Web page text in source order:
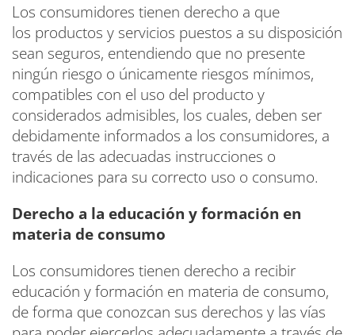
Los consumidores tienen derecho a que
los productos y servicios puestos a su disposición
sean seguros, entendiendo que no presente
ningún riesgo o únicamente riesgos mínimos,
compatibles con el uso del producto y
considerados admisibles, los cuales, deben ser
debidamente informados a los consumidores, a
través de las adecuadas instrucciones o
indicaciones para su correcto uso o consumo.
Derecho a la educación y formación en
materia de consumo
Los consumidores tienen derecho a recibir
educación y formación en materia de consumo,
de forma que conozcan sus derechos y las vías